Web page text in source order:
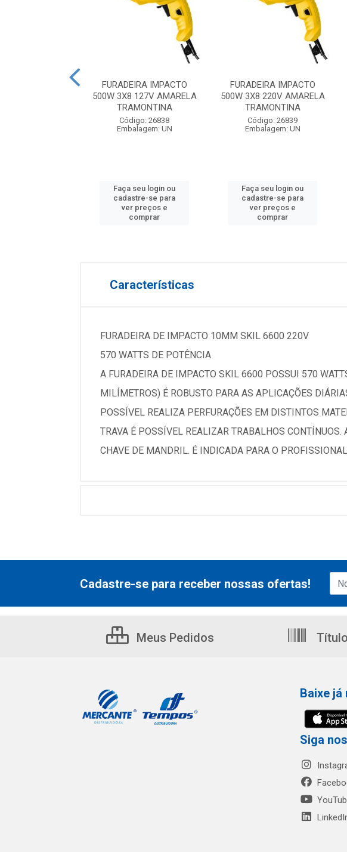
FURADEIRA IMPACTO
500W 3X8 127V AMARELA
TRAMONTINA
Código: 26838
Embalagem: UN
Faça seu login ou
cadastre-se para
ver preços e
comprar
FURADEIRA IMPACTO
500W 3X8 220V AMARELA
TRAMONTINA
Código: 26839
Embalagem: UN
Faça seu login ou
cadastre-se para
ver preços e
comprar
Características
FURADEIRA DE IMPACTO 10MM SKIL 6600 220V
570 WATTS DE POTÊNCIA
A FURADEIRA DE IMPACTO SKIL 6600 POSSUI 570
MILÍMETROS) É ROBUSTO PARA AS APLICAÇÕES
POSSÍVEL REALIZA PERFURAÇÕES EM DISTINTOS
TRAVA É POSSÍVEL REALIZAR TRABALHOS
CHAVE DE MANDRIL. É INDICADA PARA O
Cadastre-se para receber nossas ofertas!
Meus Pedidos
Baixe já
Siga